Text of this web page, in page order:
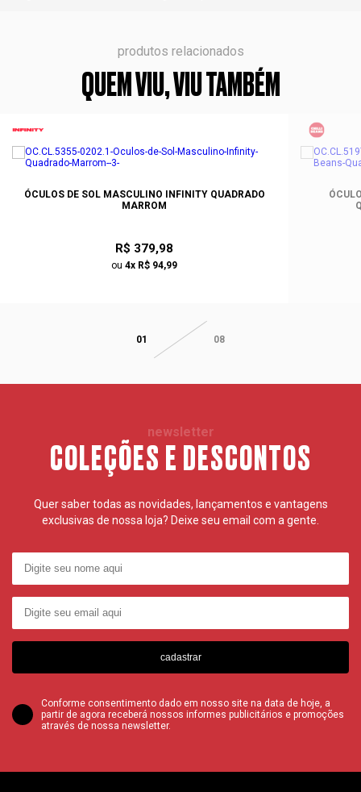
produtos relacionados
QUEM VIU, VIU TAMBÉM
ÓCULOS DE SOL MASCULINO INFINITY QUADRADO
MARROM
R$ 379,98
ou 4x R$ 94,99
01 08
newsletter
COLEÇÕES E DESCONTOS
Quer saber todas as novidades, lançamentos e vantagens
exclusivas de nossa loja? Deixe seu email com a gente.
cadastrar
Conforme consentimento dado em nosso site na data de hoje, a
partir de agora receberá nossos informes publicitários e promoções
através de nossa newsletter.